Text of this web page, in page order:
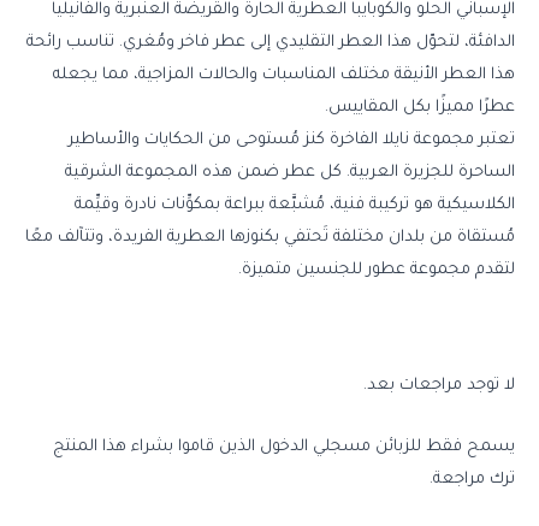
الإسباني الحلو والكوبايبا العطرية الحارة والقريضة العنبرية والفانيليا
الدافئة، لتحوّل هذا العطر التقليدي إلى عطر فاخر ومُغري. تناسب رائحة
هذا العطر الأنيقة مختلف المناسبات والحالات المزاجية، مما يجعله
عطرًا مميزًا بكل المقاييس.
تعتبر مجموعة نايلا الفاخرة كنز مُستوحى من الحكايات والأساطير
الساحرة للجزيرة العربية. كل عطر ضمن هذه المجموعة الشرقية
الكلاسيكية هو تركيبة فنية، مُشبَّعة ببراعة بمكوِّنات نادرة وقيِّمة
مُستقاة من بلدان مختلفة تَحتفي بكنوزها العطرية الفريدة، وتتآلف معًا
لتقدم مجموعة عطور للجنسين متميزة.
لا توجد مراجعات بعد.
يسمح فقط للزبائن مسجلي الدخول الذين قاموا بشراء هذا المنتج
ترك مراجعة.